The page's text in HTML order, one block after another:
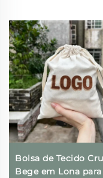
Bolsa de Tecido Cru
Bege em Lona para